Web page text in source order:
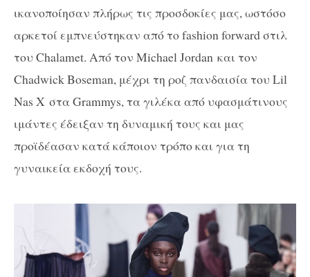
ικανοποίησαν πλήρως τις προσδοκίες μας, ωστόσο
αρκετοί εμπνεύστηκαν από το fashion forward στιλ
του Chalamet. Από τον Michael Jordan και τον
Chadwick Boseman, μέχρι τη ροζ πανδαισία του Lil
Nas X στα Grammys, τα γιλέκα από υφασμάτινους
ιμάντες έδειξαν τη δυναμική τους και μας
προϊδέασαν κατά κάποιον τρόπο και για τη
γυναικεία εκδοχή τους.